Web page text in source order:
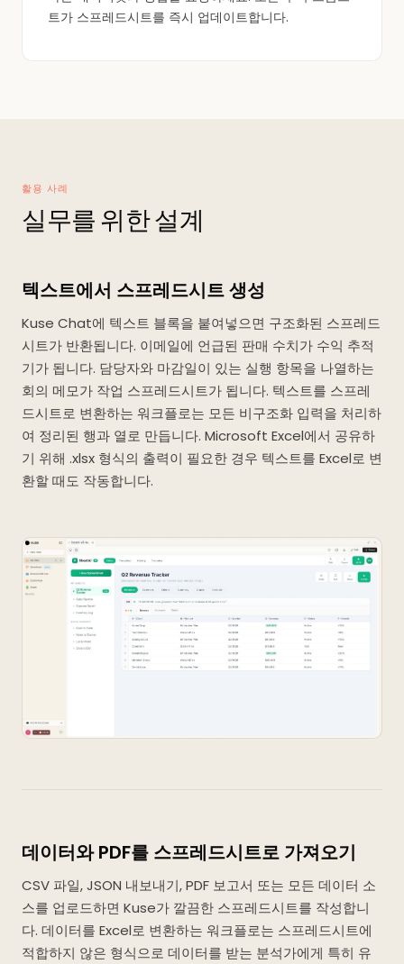
트가 스프레드시트를 즉시 업데이트합니다.
활용 사례
실무를 위한 설계
텍스트에서 스프레드시트 생성
Kuse Chat에 텍스트 블록을 붙여넣으면 구조화된 스프레드
시트가 반환됩니다. 이메일에 언급된 판매 수치가 수익 추적
기가 됩니다. 담당자와 마감일이 있는 실행 항목을 나열하는
회의 메모가 작업 스프레드시트가 됩니다. 텍스트를 스프레
드시트로 변환하는 워크플로는 모든 비구조화 입력을 처리하
여 정리된 행과 열로 만듭니다. Microsoft Excel에서 공유하
기 위해 .xlsx 형식의 출력이 필요한 경우 텍스트를 Excel로 변
환할 때도 작동합니다.
데이터와 PDF를 스프레드시트로 가져오기
CSV 파일, JSON 내보내기, PDF 보고서 또는 모든 데이터 소
스를 업로드하면 Kuse가 깔끔한 스프레드시트를 작성합니
다. 데이터를 Excel로 변환하는 워크플로는 스프레드시트에
적합하지 않은 형식으로 데이터를 받는 분석가에게 특히 유